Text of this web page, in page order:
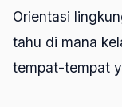
Orientasi
tahu di mana
tempat-tempat